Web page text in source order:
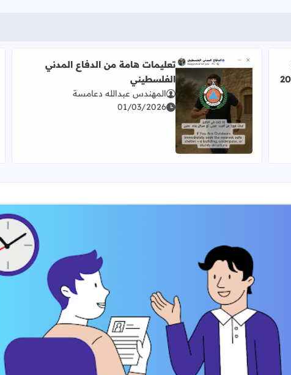
اقرأ المزيد عن تعليمات هامة من الدفاع المدني الفلسطيني
تعليمات هامة من الدفاع المدني
الفلسطيني
المهندس عبدالله دعامسة
01/03/2026
مطلوب مساعد قانوني